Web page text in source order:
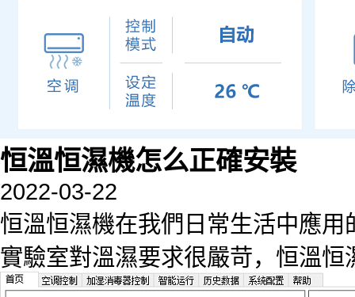
恒溫恒濕機怎么正確安裝
2022-03-22
恒溫恒濕機在我們日常生活中應
實驗室對溫濕要求很嚴苛，恒溫